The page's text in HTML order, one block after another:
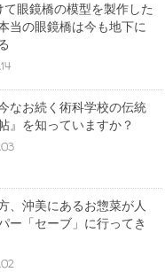
て眼鏡橋の模型を製作した
当の眼鏡橋は今も地下に
なお続く術科学校の伝統
』を知っていますか？
、沖美にあるお惣菜が人
ー「セーブ」に行ってき